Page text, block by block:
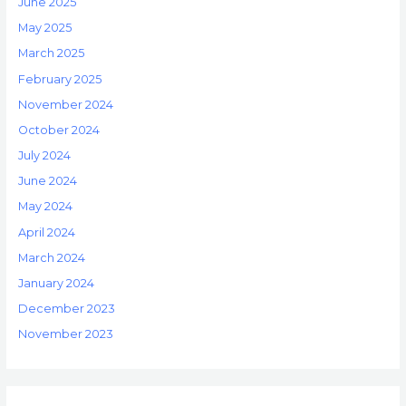
May 2025
March 2025
February 2025
November 2024
October 2024
July 2024
June 2024
May 2024
April 2024
March 2024
January 2024
December 2023
November 2023